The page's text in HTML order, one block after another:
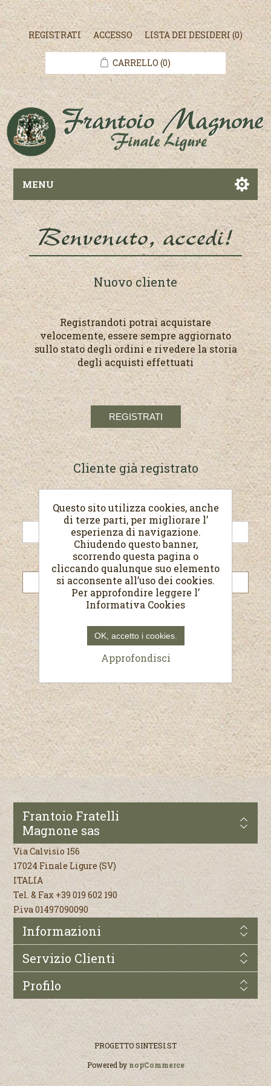
REGISTRATI ACCESSO LISTA DEI DESIDERI(0)
CARRELLO (0)
MENU
Benvenuto, accedi!
Nuovo cliente
Registrandoti potrai acquistare
velocemente, essere sempre aggiornato
sullo stato degli ordini e rivedere la storia
degli acquisti effettuati
Cliente già registrato
E-mail:
Password:
Frantoio Fratelli
Magnone sas
Via Calvisio 156
17024 Finale Ligure (SV)
ITALIA
Tel. & Fax +39 019 602 190
P.iva 01497090090
Informazioni
Servizio Clienti
Profilo
PROGETTOSINTESI.ST
Powered by nopCommerce
Questo sito utilizza cookies, anche
di terze parti, per migliorare l’
esperienza di navigazione.
Chiudendo questo banner,
scorrendo questa pagina o
cliccando qualunque suo elemento
si acconsente all’uso dei cookies.
Per approfondire leggere l’
Informativa Cookies
OK, accetto i cookies.
Approfondisci